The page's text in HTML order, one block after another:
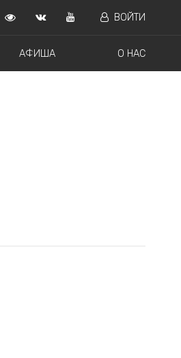
ВОЙТИ
АФИША О НАС